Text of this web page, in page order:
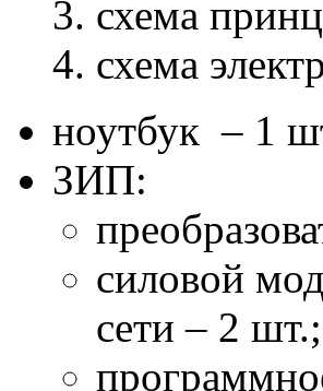
схема
схема
ноутбук – 1
ЗИП:
силовой
сети – 2 шт.;